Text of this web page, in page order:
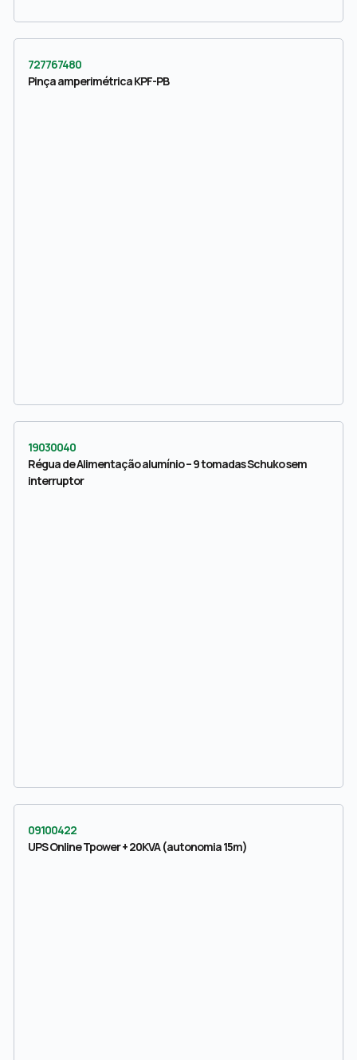
727767480
Pinça amperimétrica KPF-PB
19030040
Régua de Alimentação alumínio – 9 tomadas Schuko sem
interruptor
09100422
UPS Online Tpower + 20KVA (autonomia 15m)